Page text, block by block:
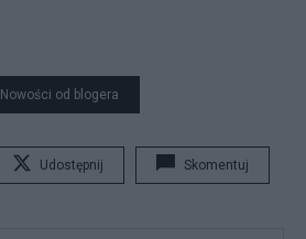
Nowości od blogera
Udostępnij Skomentuj